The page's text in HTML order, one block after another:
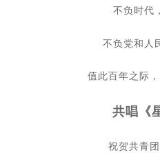
不负时代
不负党和人
值此百年之际
共唱《
祝贺共青